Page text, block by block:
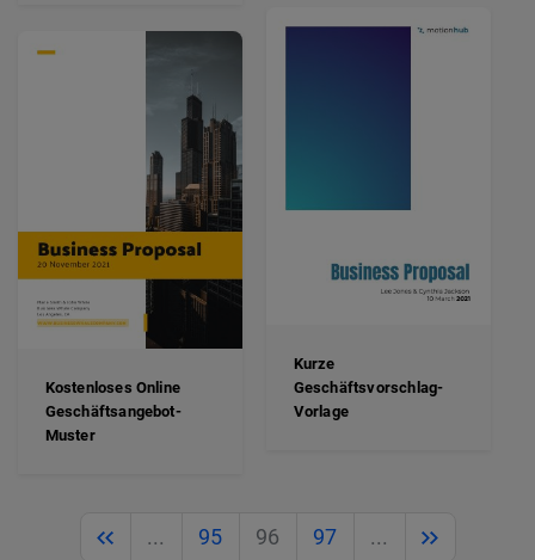
Kurze
Geschäftsvorschlag-
Vorlage
Kostenloses Online
Geschäftsangebot-
Muster
Previous
... 95 96 97 ... Next